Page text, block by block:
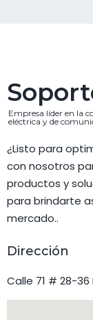
Empresa líder en la
eléctrica y de
¿Listo para
con nosotros
productos y
para brindarte
mercado..
Dirección
Calle 71 # 28-36